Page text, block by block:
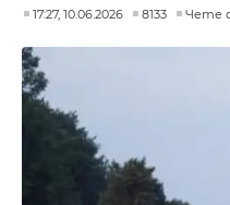
17:27, 10.06.2026 8133 Чете